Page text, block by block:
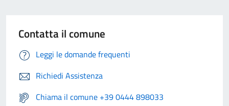
Contatta il comune
Leggi le domande frequenti
Richiedi Assistenza
Chiama il comune +39 0444 898033